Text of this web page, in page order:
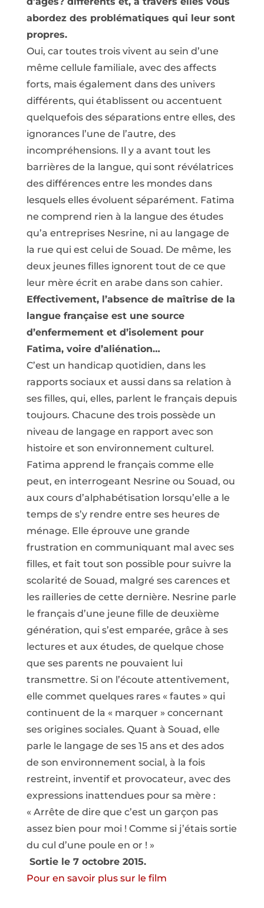
abordez des problématiques qui leur sont
propres.
Oui, car toutes trois vivent au sein d’une
même cellule familiale, avec des affects
forts, mais également dans des univers
différents, qui établissent ou accentuent
quelquefois des séparations entre elles, des
ignorances l’une de l’autre, des
incompréhensions. Il y a avant tout les
barrières de la langue, qui sont révélatrices
des différences entre les mondes dans
lesquels elles évoluent séparément. Fatima
ne comprend rien à la langue des études
qu’a entreprises Nesrine, ni au langage de
la rue qui est celui de Souad. De même, les
deux jeunes filles ignorent tout de ce que
leur mère écrit en arabe dans son cahier.
Effectivement, l’absence de maîtrise de la
langue française est une source
d’enfermement et d’isolement pour
Fatima, voire d’aliénation…
C’est un handicap quotidien, dans les
rapports sociaux et aussi dans sa relation à
ses filles, qui, elles, parlent le français depuis
toujours. Chacune des trois possède un
niveau de langage en rapport avec son
histoire et son environnement culturel.
Fatima apprend le français comme elle
peut, en interrogeant Nesrine ou Souad, ou
aux cours d’alphabétisation lorsqu’elle a le
temps de s’y rendre entre ses heures de
ménage. Elle éprouve une grande
frustration en communiquant mal avec ses
filles, et fait tout son possible pour suivre la
scolarité de Souad, malgré ses carences et
les railleries de cette dernière. Nesrine parle
le français d’une jeune fille de deuxième
génération, qui s’est emparée, grâce à ses
lectures et aux études, de quelque chose
que ses parents ne pouvaient lui
transmettre. Si on l’écoute attentivement,
elle commet quelques rares « fautes » qui
continuent de la « marquer » concernant
ses origines sociales. Quant à Souad, elle
parle le langage de ses 15 ans et des ados
de son environnement social, à la fois
restreint, inventif et provocateur, avec des
expressions inattendues pour sa mère :
« Arrête de dire que c’est un garçon pas
assez bien pour moi ! Comme si j’étais sortie
du cul d’une poule en or ! »
Sortie le 7 octobre 2015.
Pour en savoir plus sur le film